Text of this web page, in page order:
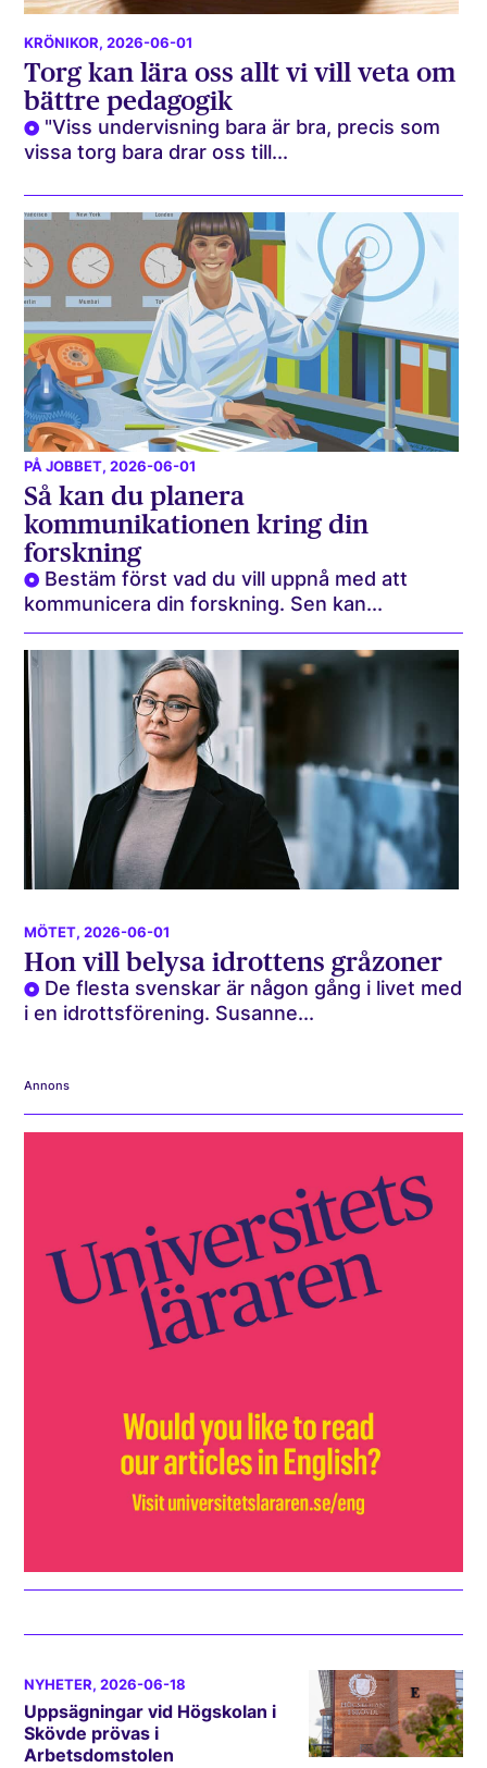
KRÖNIKOR, 2026-06-01
Torg kan lära oss allt vi vill veta om
bättre pedagogik
"Viss undervisning bara är bra, precis som
vissa torg bara drar oss till...
PÅ JOBBET, 2026-06-01
Så kan du planera
kommunikationen kring din
forskning
Bestäm först vad du vill uppnå med att
kommunicera din forskning. Sen kan...
MÖTET, 2026-06-01
Hon vill belysa idrottens gråzoner
De flesta svenskar är någon gång i livet med
i en idrottsförening. Susanne...
Annons
NYHETER, 2026-06-18
Uppsägningar vid Högskolan i
Skövde prövas i
Arbetsdomstolen